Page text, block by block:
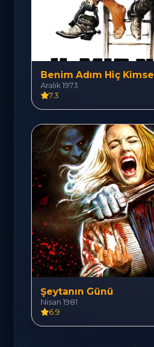
Benim Adım Hiç Kimse
Aralık 1973
7.3
Şeytanın Günü
Nisan 1981
6.9